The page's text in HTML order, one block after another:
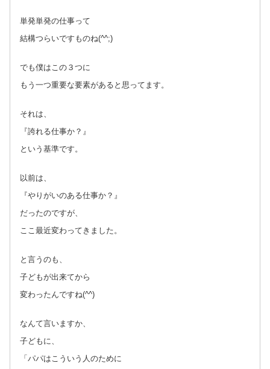
単発単発の仕事って
結構つらいですものね(^^;)
でも僕はこの３つに
もう一つ重要な要素があると思ってます。
それは、
『誇れる仕事か？』
という基準です。
以前は、
『やりがいのある仕事か？』
だったのですが、
ここ最近変わってきました。
と言うのも、
子どもが出来てから
変わったんですね(^^)
なんて言いますか、
子どもに、
「パパはこういう人のために